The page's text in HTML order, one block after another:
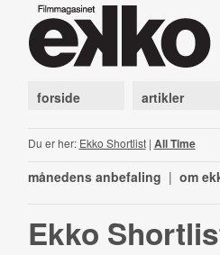
forside artikler
Du er her: Ekko Shortlist| All Time
månedens anbefaling | om
Ekko